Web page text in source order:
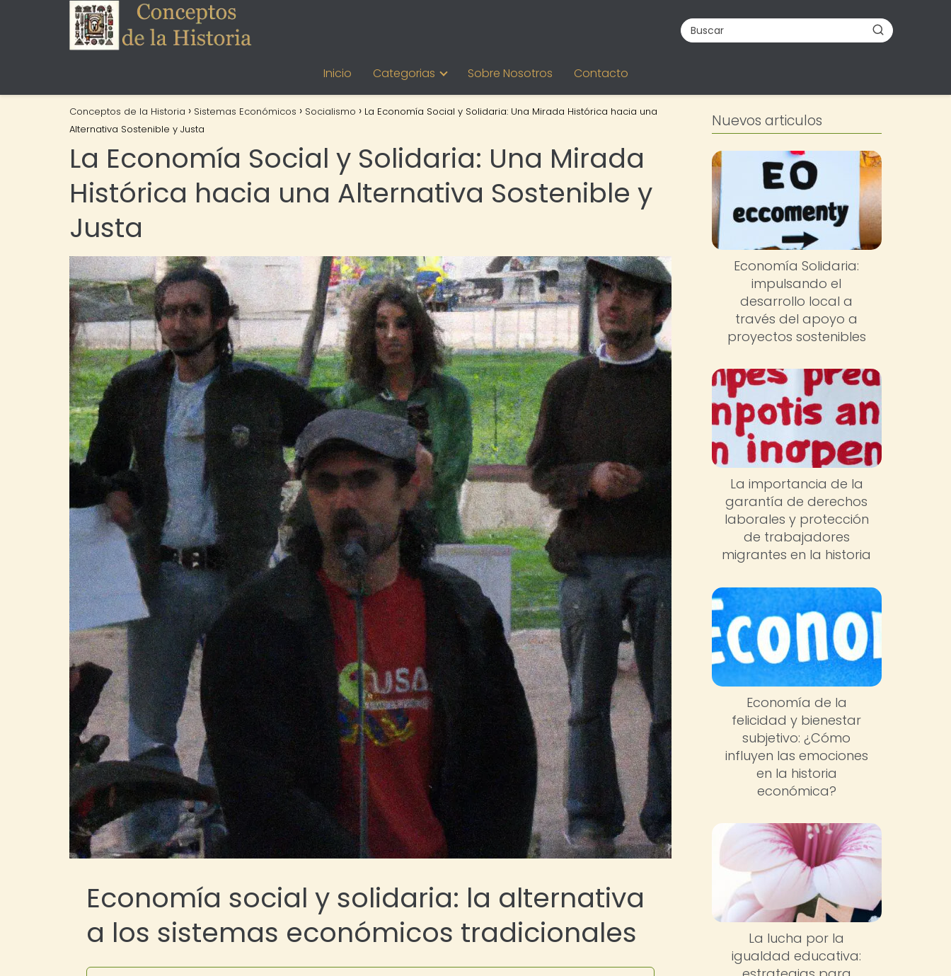
Inicio Categorias Sobre Nosotros Contacto
Conceptos de la Historia Sistemas Económicos Socialismo
La Economía Social y Solidaria: Una Mirada Histórica hacia una
Alternativa Sostenible y Justa
La Economía Social y Solidaria: Una Mirada
Histórica hacia una Alternativa Sostenible y
Justa
Economía social y solidaria: la alternativa
a los sistemas económicos tradicionales
Nuevos articulos
Economía Solidaria:
impulsando el
desarrollo local a
través del apoyo a
proyectos sostenibles
La importancia de la
garantía de derechos
laborales y protección
de trabajadores
migrantes en la historia
Economía de la
felicidad y bienestar
subjetivo: ¿Cómo
influyen las emociones
en la historia
económica?
La lucha por la
igualdad educativa: